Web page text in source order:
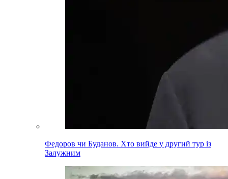
Федоров чи Буданов. Хто вийде у другий тур із
Залужним